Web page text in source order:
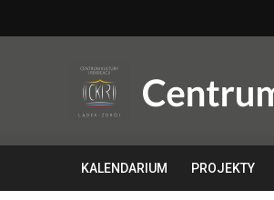
KALENDARIUM PROJEKTY